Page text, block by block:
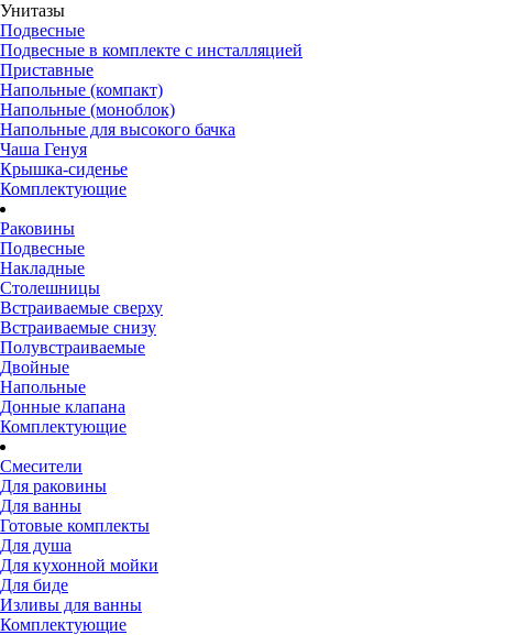
Унитазы
Подвесные
Подвесные в комплекте с инсталляцией
Приставные
Напольные (компакт)
Напольные (моноблок)
Напольные для высокого бачка
Чаша Генуя
Крышка-сиденье
Комплектующие
Раковины
Подвесные
Накладные
Столешницы
Встраиваемые сверху
Встраиваемые снизу
Полувстраиваемые
Двойные
Напольные
Донные клапана
Комплектующие
Смесители
Для раковины
Для ванны
Готовые комплекты
Для душа
Для кухонной мойки
Для биде
Изливы для ванны
Комплектующие